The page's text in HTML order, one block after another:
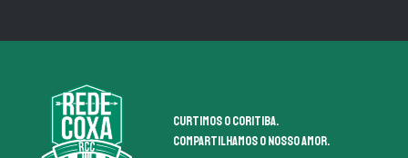
Curtimos o coritiba.
Compartilhamos o nosso amor.